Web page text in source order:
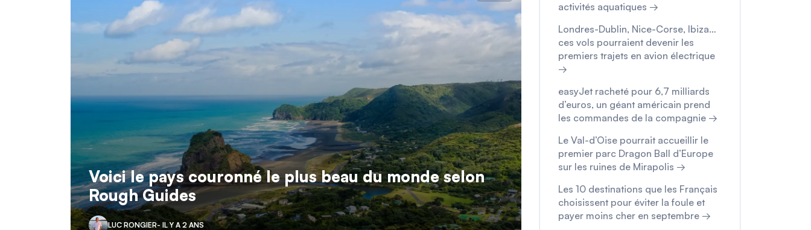
Voici le pays couronné le plus beau du monde selon
Rough Guides
LUC RONGIER- IL Y A 2 ANS
activités aquatiques →
Londres-Dublin, Nice-Corse, Ibiza…
ces vols pourraient devenir les
premiers trajets en avion électrique
→
easyJet racheté pour 6,7 milliards
d’euros, un géant américain prend
les commandes de la compagnie →
Le Val-d’Oise pourrait accueillir le
premier parc Dragon Ball d’Europe
sur les ruines de Mirapolis →
Les 10 destinations que les Français
choisissent pour éviter la foule et
payer moins cher en septembre →